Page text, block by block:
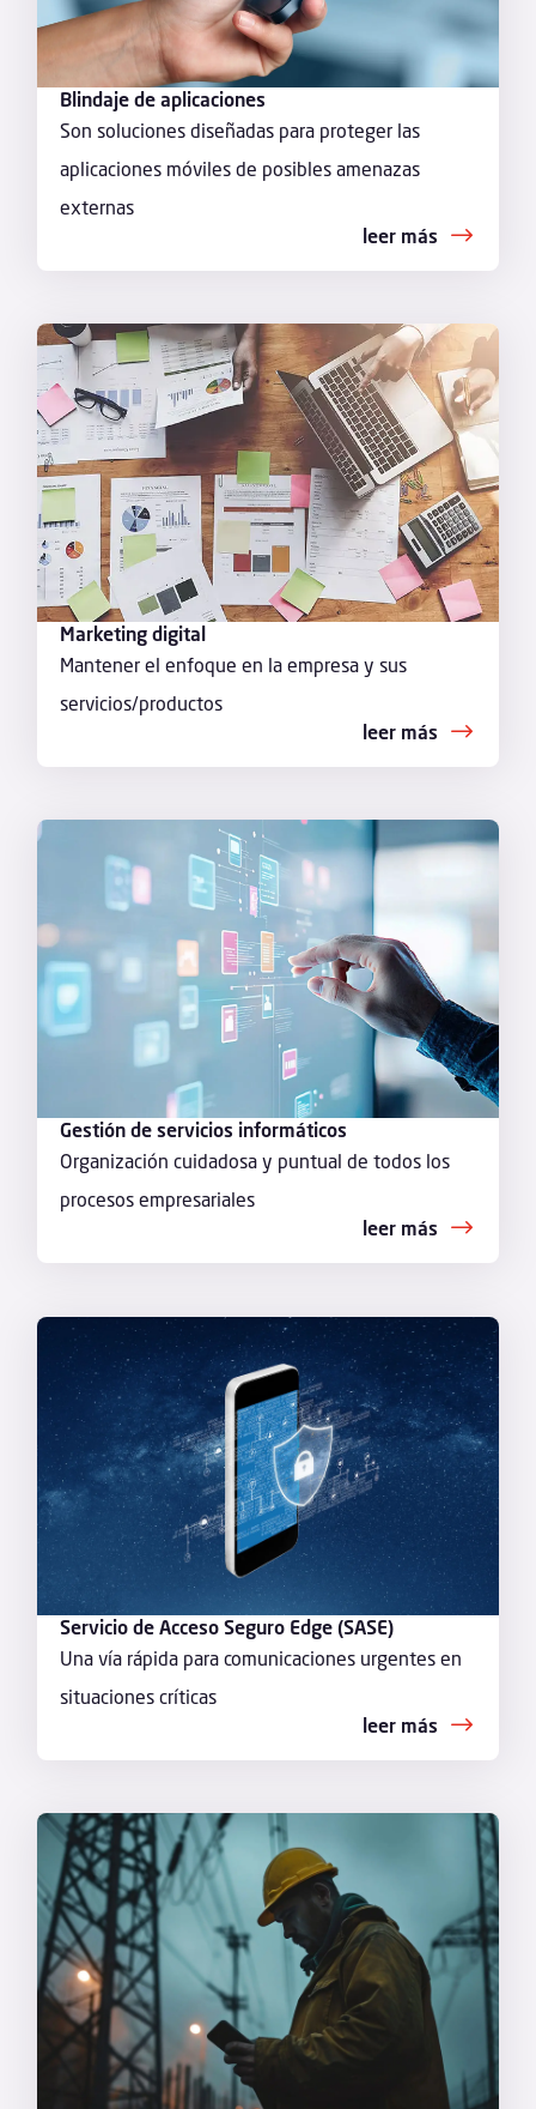
Blindaje de aplicaciones
Son soluciones diseñadas para proteger las
aplicaciones móviles de posibles amenazas
externas
leer más
Marketing digital
Mantener el enfoque en la empresa y sus
servicios/productos
leer más
Gestión de servicios informáticos
Organización cuidadosa y puntual de todos los
procesos empresariales
leer más
Servicio de Acceso Seguro Edge (SASE)
Una vía rápida para comunicaciones urgentes en
situaciones críticas
leer más